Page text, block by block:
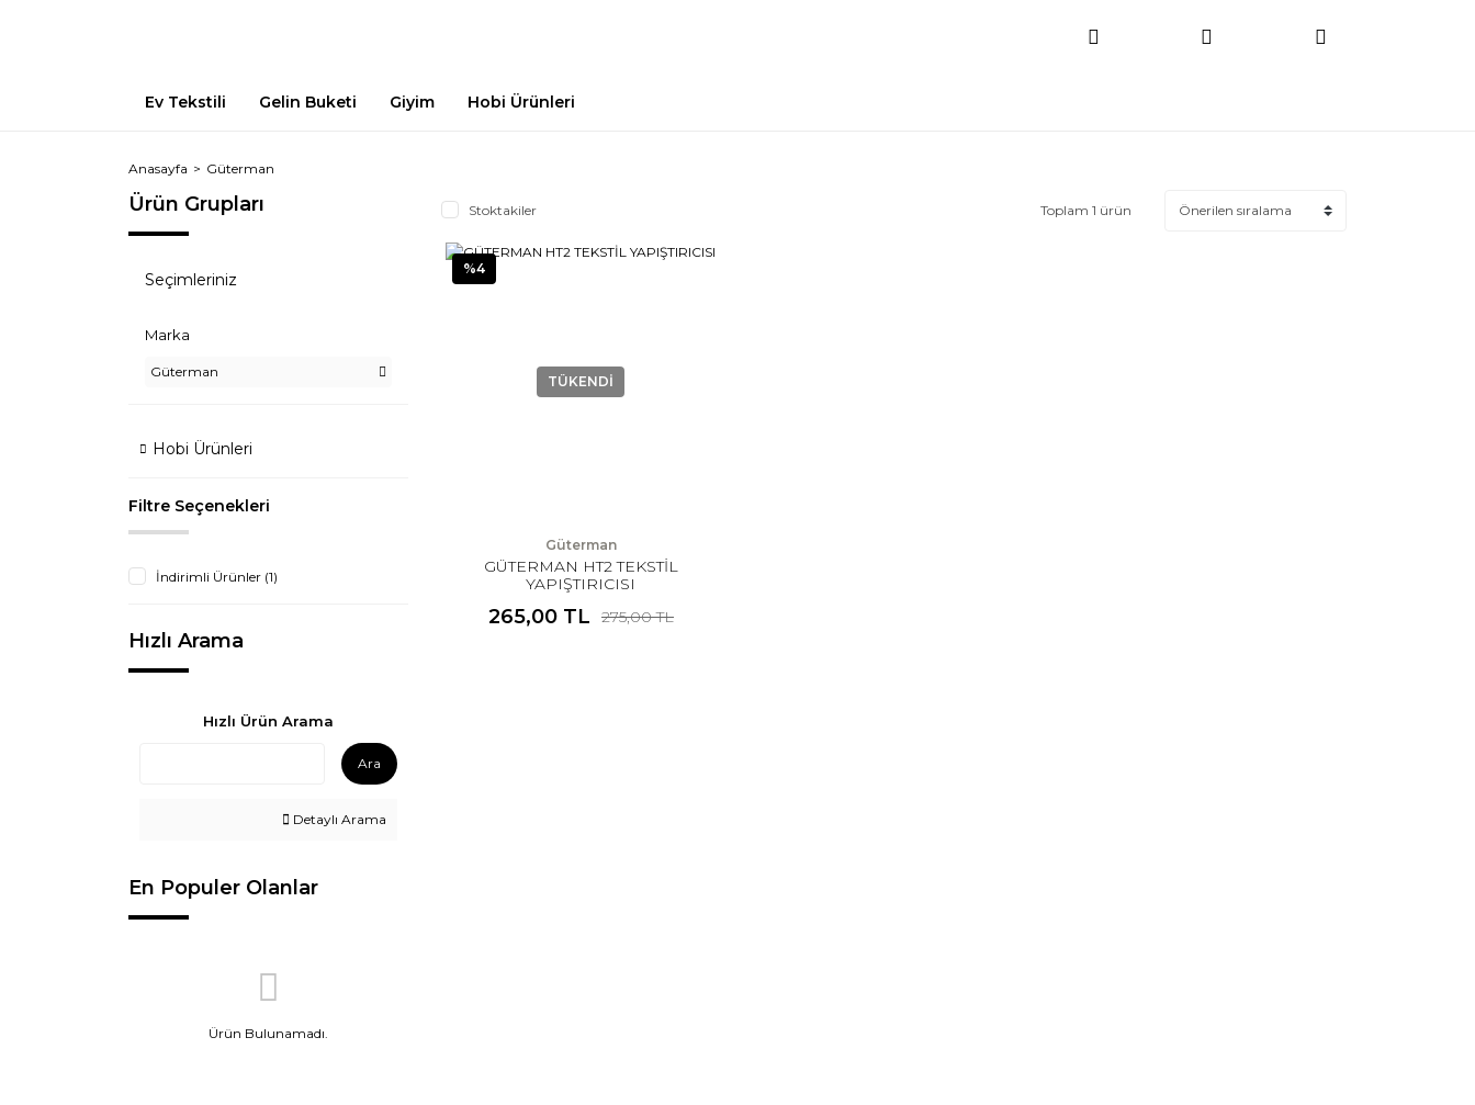
Ev Tekstili Gelin Buketi Giyim Hobi Ürünleri
Anasayfa Güterman
Ürün Grupları
Seçimleriniz
Marka
Güterman
Hobi Ürünleri
Filtre Seçenekleri
İndirimli Ürünler (1)
Hızlı Arama
Hızlı Ürün Arama
Ara
Detaylı Arama
En Populer Olanlar
Ürün Bulunamadı.
Stoktakiler Toplam 1 ürün
%4
TÜKENDİ
Güterman
GÜTERMAN HT2 TEKSTİL
YAPIŞTIRICISI
265,00 TL 275,00 TL